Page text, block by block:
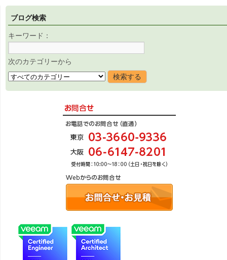
ブログ検索
キーワード：
次のカテゴリーから